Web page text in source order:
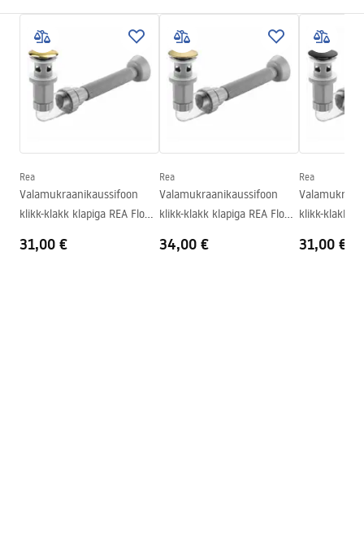
Värv
Ecru
Lõpeta
Matt
Pikkus
480
Laius
345mm
Kõrgus
135
Kuju
Kraani auk
Ei
Kokkupaneku juhised
Garantiitingimused
Rea
Valamukraanikaussifoon
klikk-klakk klapiga REA Flow
31,00 €
Rea
Valamukraanikaussifoon
klikk-klakk klapiga REA Flow
34,00 €
Rea
klikk-klakk
31,00 €